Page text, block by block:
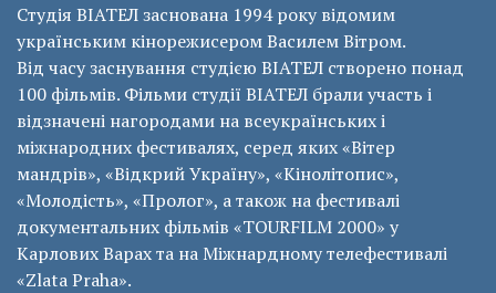
Студія ВІАТЕЛ заснована 1994 року відомим
українським кінорежисером Василем Вітром.
Від часу заснування студією ВІАТЕЛ створено понад
100 фільмів. Фільми студії ВІАТЕЛ брали участь і
відзначені нагородами на всеукраїнських і
міжнародних фестивалях, серед яких «Вітер
мандрів», «Відкрий Україну», «Кінолітопис»,
«Молодість», «Пролог», а також на фестивалі
документальних фільмів «ТОURFILM 2000» у
Карлових Варах та на Міжнардному телефестивалі
«Zlata Praha».